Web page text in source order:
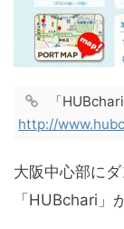
「HUBchari
http://
大阪中心部にダ
「HUBchari」